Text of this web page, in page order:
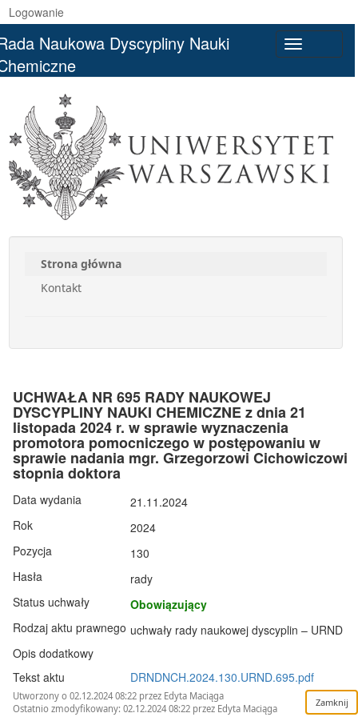
Logowanie
Naukowa Dyscypliny Nauki
Strona główna
Kontakt
UCHWAŁA NR 695 RADY NAUKOWEJ
DYSCYPLINY NAUKI CHEMICZNE z dnia 21
listopada 2024 r. w sprawie wyznaczenia
promotora pomocniczego w postępowaniu w
sprawie nadania mgr. Grzegorzowi Cichowiczowi
stopnia doktora
Data wydania
21.11.2024
Rok
2024
Pozycja
130
Hasła
rady
Status uchwały
Obowiązujący
Rodzaj aktu prawnego uchwały rady naukowej dyscyplin – URND
Opis dodatkowy
Tekst aktu
DRNDNCH.2024.130.URND.695.pdf
Utworzony o 02.12.2024 08:22 przez Edyta Maciąga
Ostatnio zmodyfikowany: 02.12.2024 08:22 przez Edyta Maciąga